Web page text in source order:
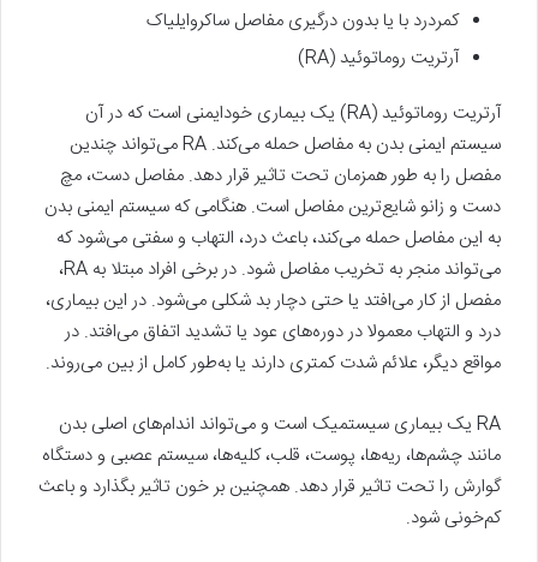
کمردرد با یا بدون درگیری مفاصل ساکروایلیاک
آرتریت روماتوئید (RA)
آرتریت روماتوئید (RA) یک بیماری خودایمنی است که در آن
سیستم ایمنی بدن به مفاصل حمله می‌کند. RA می‌تواند چندین
مفصل را به‌ طور همزمان تحت تاثیر قرار دهد. مفاصل دست، مچ
دست و زانو شایع‌ترین مفاصل است. هنگامی که سیستم ایمنی بدن
به این مفاصل حمله می‌کند، باعث درد، التهاب و سفتی می‌شود که
می‌تواند منجر به تخریب مفاصل شود. در برخی افراد مبتلا به RA،
مفصل از کار می‌افتد یا حتی دچار بد شکلی می‌شود. در این بیماری،
درد و التهاب معمولا در دوره‌های عود یا تشدید اتفاق می‌افتد. در
مواقع دیگر، علائم شدت کمتری دارند یا به‌طور کامل از بین می‌روند.
RA یک بیماری سیستمیک است و می‌تواند اندام‌های اصلی بدن
مانند چشم‌ها، ریه‌ها، پوست، قلب، کلیه‌ها، سیستم عصبی و دستگاه
گوارش را تحت تاثیر قرار دهد. همچنین بر خون تاثیر بگذارد و باعث
کم‌خونی شود.